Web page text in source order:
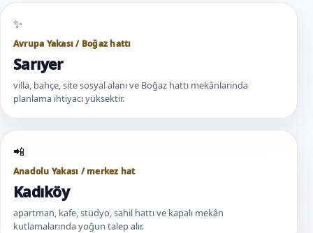
Avrupa Yakası / Boğaz hattı
Sarıyer
villa, bahçe, site sosyal alanı ve Boğaz hattı mekânlarında
planlama ihtiyacı yüksektir.
Anadolu Yakası / merkez hat
Kadıköy
apartman, kafe, stüdyo, sahil hattı ve kapalı mekân
kutlamalarında yoğun talep alır.